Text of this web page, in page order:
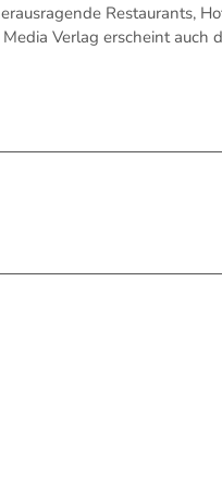
Restaurants,
Verlag erscheint auch